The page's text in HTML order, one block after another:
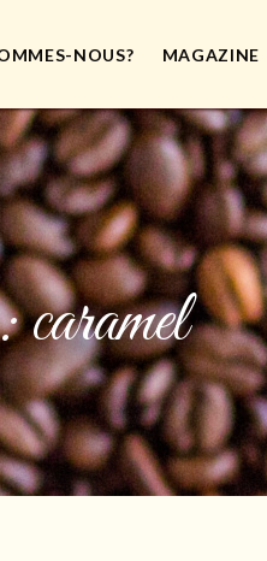
NOUS? MAGAZINE
:caramel